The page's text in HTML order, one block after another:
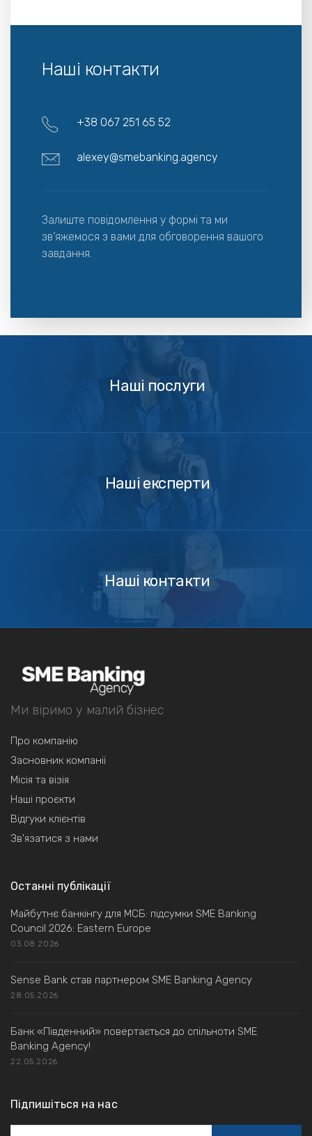
Наші контакти
+38 067 251 65 52
alexey@smebanking.agency
Залиште повідомлення у формі та ми
зв’яжемося з вами для обговорення вашого
завдання.
Наші
послуги
Наші послуги
Наші
експерти
Наші експерти
Наші контакти
Ми віримо у малий бізнес
Про компанію
Засновник компанії
Місія та візія
Наші проєкти
Відгуки клієнтів
Зв'язатися з нами
Останні публікації
Майбутнє банкінгу для МСБ: підсумки SME Banking
Council 2026: Eastern Europe
03.08.2026
Sense Bank став партнером SME Banking Agency
28.05.2026
Банк «Південний» повертається до спільноти SME
Banking Agency!
22.05.2026
Підпишіться на нас